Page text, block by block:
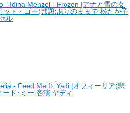
- Idina Menzel - Frozen |アナと雪の女
ット・ゴー(邦題:ありのままで 松たか子
ル
- Feed Me ft. Yadi |オフィーリア(悲
ド･ミー 客演 ヤディ